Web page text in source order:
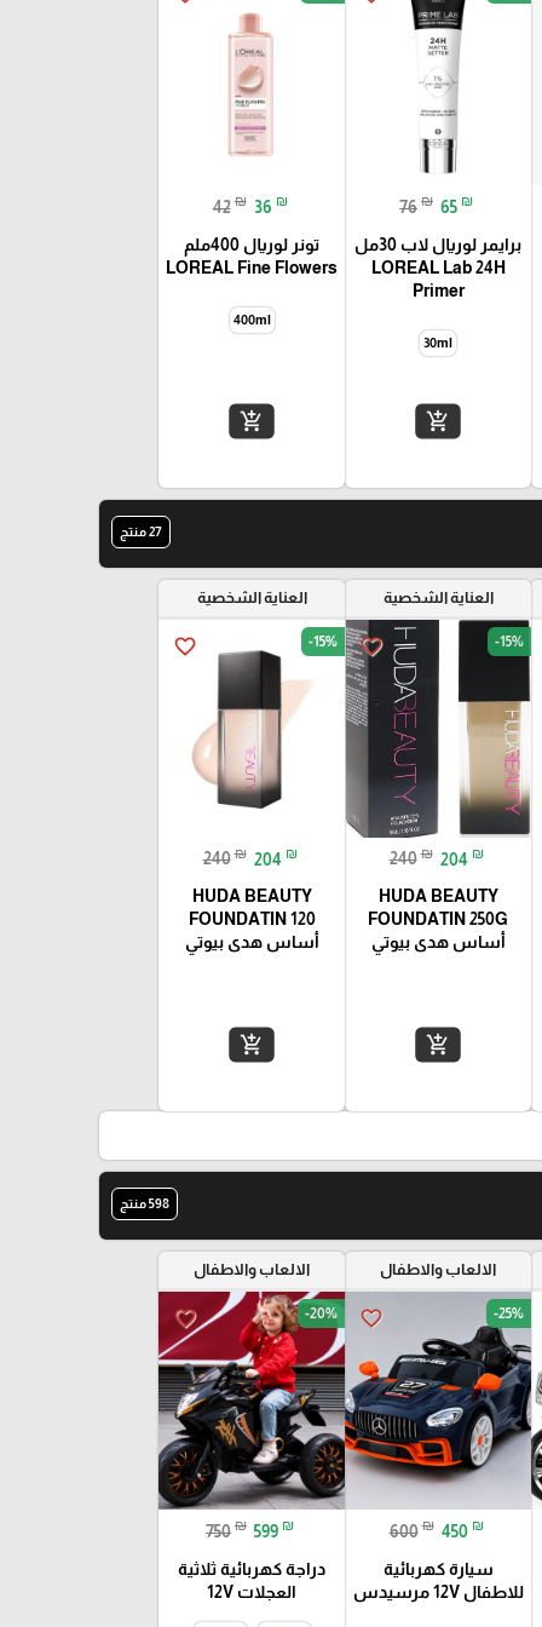
76 ₪ 65 ₪
برايمر لوريال لاب 30مل
LOREAL Lab 24H
Primer
add_shopping_cart
42 ₪ 36 ₪
تونر لوريال 400ملم
LOREAL Fine Flowers
400ml
add_shopping_cart
27 منتج
العناية الشخصية
favorite_border -15%
240 ₪ 204 ₪
HUDA BEAUTY
FOUNDATIN 250G
أساس هدى بيوتي
add_shopping_cart
العناية الشخصية
favorite_border -15%
240 ₪ 204 ₪
HUDA BEAUTY
FOUNDATIN 120
أساس هدى بيوتي
add_shopping_cart
598 منتج
الالعاب والاطفال
favorite_border -25%
600 ₪ 450 ₪
سيارة كهربائية
للاطفال 12V مرسيدس
الالعاب والاطفال
favorite_border -20%
750 ₪ 599 ₪
دراجة كهربائية ثلاثية
العجلات 12V